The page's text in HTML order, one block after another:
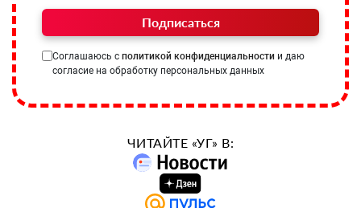
Подписаться
Соглашаюсь с политикой конфиденциальности и даю
согласие на обработку персональных данных
ЧИТАЙТЕ «УГ» В: